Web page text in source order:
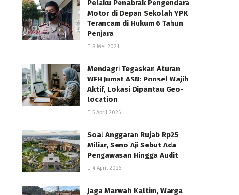
Pelaku Penabrak Pengendara
Motor di Depan Sekolah YPK
Terancam di Hukum 6 Tahun
Penjara
8 Mei 2021
Mendagri Tegaskan Aturan
WFH Jumat ASN: Ponsel Wajib
Aktif, Lokasi Dipantau Geo-
location
5 April 2026
Soal Anggaran Rujab Rp25
Miliar, Seno Aji Sebut Ada
Pengawasan Hingga Audit
4 April 2026
Jaga Marwah Kaltim, Warga